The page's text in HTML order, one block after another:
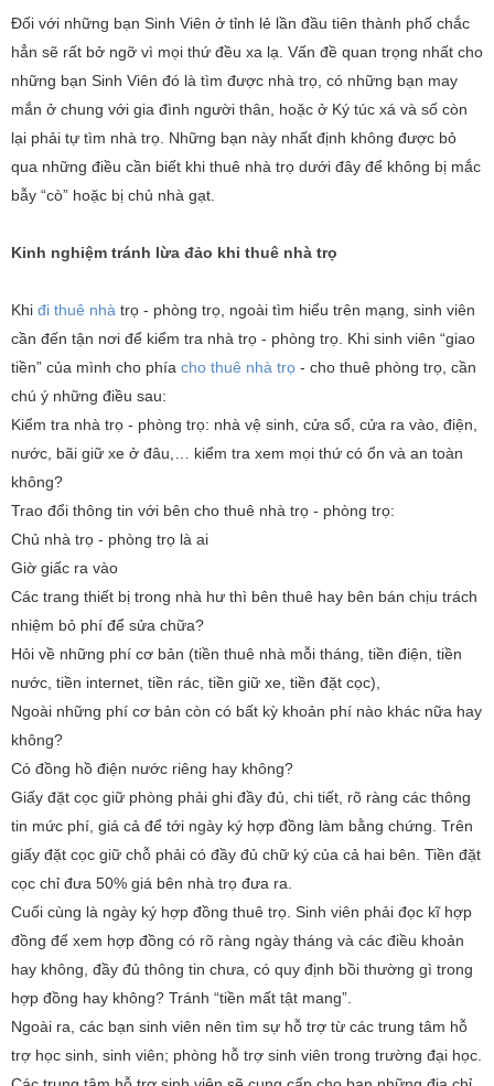
Đối với những bạn Sinh Viên ở tỉnh lẻ lần đầu tiên thành phố chắc
hẳn sẽ rất bở ngỡ vì mọi thứ đều xa lạ. Vấn đề quan trọng nhất cho
những bạn Sinh Viên đó là tìm được nhà trọ, có những bạn may
mắn ở chung với gia đình người thân, hoặc ở Ký túc xá và số còn
lại phải tự tìm nhà trọ. Những bạn này nhất định không được bỏ
qua những điều cần biết khi thuê nhà trọ dưới đây để không bị mắc
bẫy “cò” hoặc bị chủ nhà gạt.
Kinh nghiệm tránh lừa đảo khi thuê nhà trọ
Khi đi thuê nhà trọ - phòng trọ, ngoài tìm hiểu trên mạng, sinh viên
cần đến tận nơi để kiểm tra nhà trọ - phòng trọ. Khi sinh viên “giao
tiền” của mình cho phía cho thuê nhà trọ - cho thuê phòng trọ, cần
chú ý những điều sau:
Kiểm tra nhà trọ - phòng trọ: nhà vệ sinh, cửa sổ, cửa ra vào, điện,
nước, bãi giữ xe ở đâu,… kiểm tra xem mọi thứ có ổn và an toàn
không?
Trao đổi thông tin với bên cho thuê nhà trọ - phòng trọ:
Chủ nhà trọ - phòng trọ là ai
Giờ giấc ra vào
Các trang thiết bị trong nhà hư thì bên thuê hay bên bán chịu trách
nhiệm bỏ phí để sửa chữa?
Hỏi về những phí cơ bản (tiền thuê nhà mỗi tháng, tiền điện, tiền
nước, tiền internet, tiền rác, tiền giữ xe, tiền đặt cọc),
Ngoài những phí cơ bản còn có bất kỳ khoản phí nào khác nữa hay
không?
Có đồng hồ điện nước riêng hay không?
Giấy đặt cọc giữ phòng phải ghi đầy đủ, chi tiết, rõ ràng các thông
tin mức phí, giá cả để tới ngày ký hợp đồng làm bằng chứng. Trên
giấy đặt cọc giữ chỗ phải có đầy đủ chữ ký của cả hai bên. Tiền đặt
cọc chỉ đưa 50% giá bên nhà trọ đưa ra.
Cuối cùng là ngày ký hợp đồng thuê trọ. Sinh viên phải đọc kĩ hợp
đồng để xem hợp đồng có rõ ràng ngày tháng và các điều khoản
hay không, đầy đủ thông tin chưa, có quy định bồi thường gì trong
hợp đồng hay không? Tránh “tiền mất tật mang”.
Ngoài ra, các bạn sinh viên nên tìm sự hỗ trợ từ các trung tâm hỗ
trợ học sinh, sinh viên; phòng hỗ trợ sinh viên trong trường đại học.